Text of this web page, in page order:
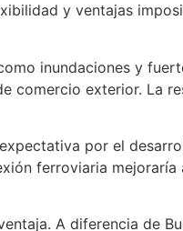
y ventajas
inundaciones y
comercio exterior. La
por el
ferroviaria
A diferencia de